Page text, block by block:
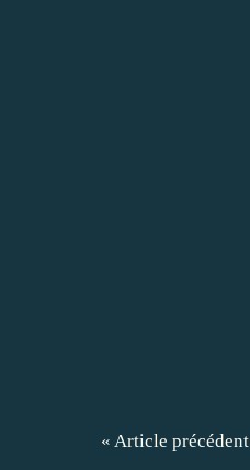
« Article précédent